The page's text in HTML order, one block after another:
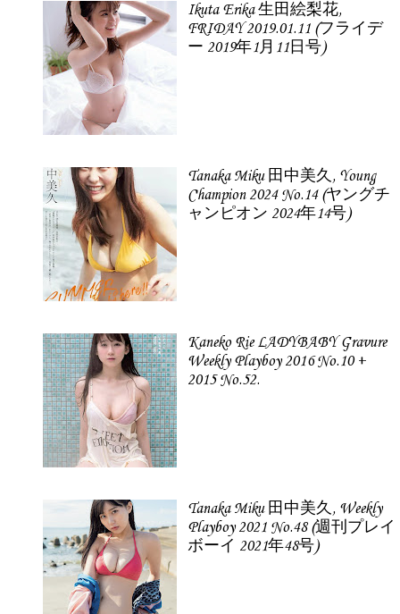
Ikuta Erika 生田絵梨花,
FRIDAY 2019.01.11 (フライデ
ー 2019年1月11日号)
Tanaka Miku 田中美久, Young
Champion 2024 No.14 (ヤングチ
ャンピオン 2024年14号)
Kaneko Rie LADYBABY Gravure
Weekly Playboy 2016 No.10 +
2015 No.52.
Tanaka Miku 田中美久, Weekly
Playboy 2021 No.48 (週刊プレイ
ボーイ 2021年48号)